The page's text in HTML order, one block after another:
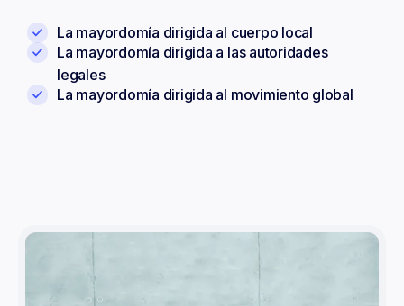
La mayordomía dirigida al cuerpo local
La mayordomía dirigida a las autoridades
legales
La mayordomía dirigida al movimiento global